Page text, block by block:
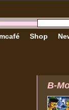
Shop
B-